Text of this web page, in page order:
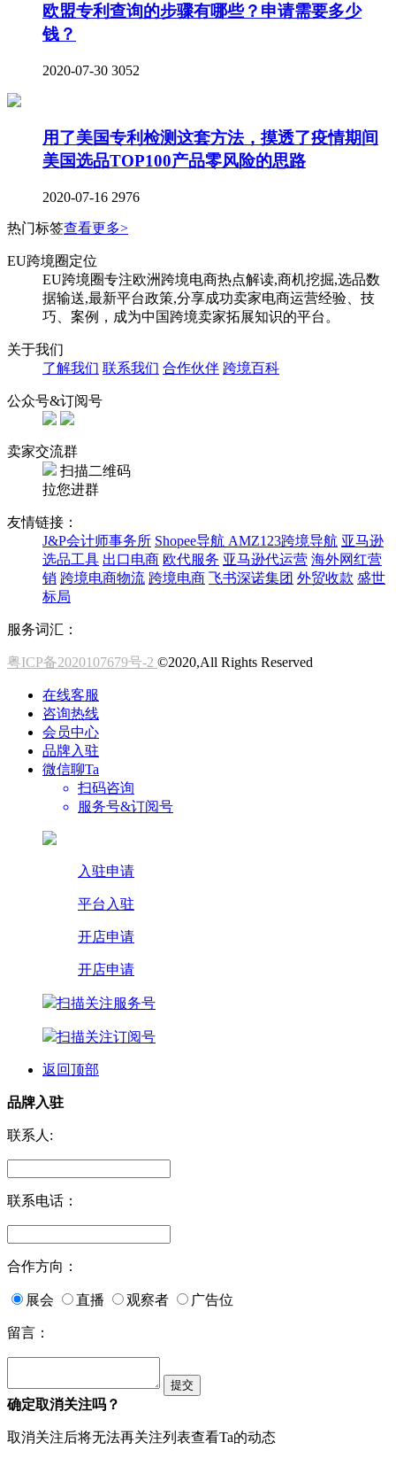
欧盟专利查询的步骤有哪些？申请需要多少
钱？
2020-07-30 3052
用了美国专利检测这套方法，摸透了疫情期间
美国选品TOP100产品零风险的思路
2020-07-16 2976
热门标签查看更多>
EU跨境圈定位
EU跨境圈专注欧洲跨境电商热点解读,商机挖掘,选品数
据输送,最新平台政策,分享成功卖家电商运营经验、技
巧、案例，成为中国跨境卖家拓展知识的平台。
关于我们
了解我们 联系我们 合作伙伴 跨境百科
公众号&订阅号
卖家交流群
扫描二维码
拉您进群
友情链接：
J&P会计师事务所 Shopee导航 AMZ123跨境导航 亚马逊
选品工具 出口电商 欧代服务 亚马逊代运营 海外网红营
销 跨境电商物流 跨境电商 飞书深诺集团 外贸收款 盛世
标局
服务词汇：
粤ICP备2020107679号-2 ©2020,All Rights Reserved
在线客服
咨询热线
会员中心
品牌入驻
微信聊Ta
扫码咨询
服务号&订阅号
入驻申请
平台入驻
开店申请
开店申请
扫描关注服务号
扫描关注订阅号
返回顶部
品牌入驻
联系人:
联系电话：
合作方向：
展会 直播 观察者 广告位
留言：
确定取消关注吗？
取消关注后将无法再关注列表查看Ta的动态